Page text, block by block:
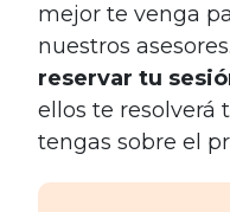
mejor te venga
nuestros
reservar tu
ellos te resolverá
tengas sobre el